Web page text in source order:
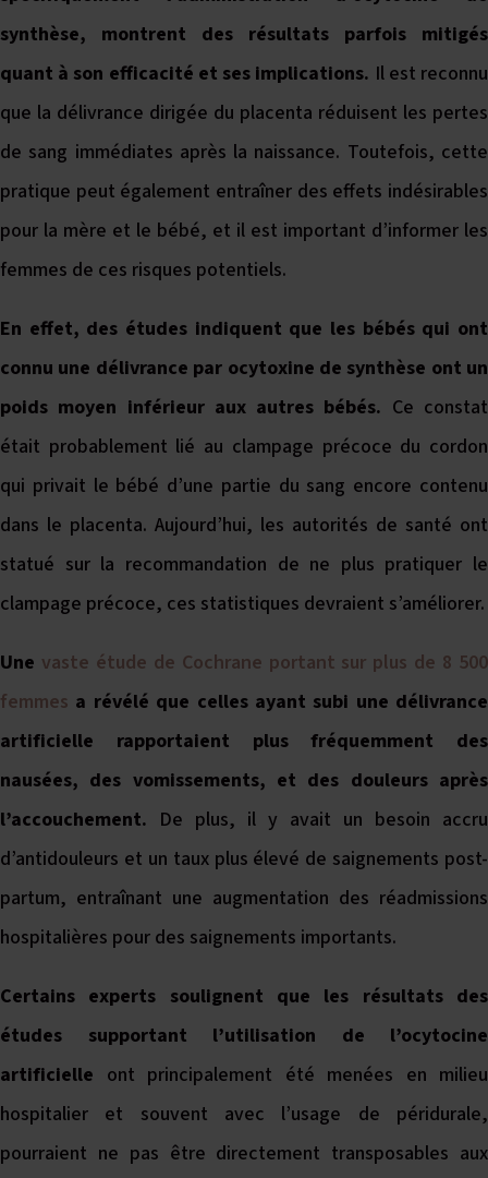
synthèse, montrent des résultats parfois mitigés
quant à son efficacité et ses implications. Il est reconnu
que la délivrance dirigée du placenta réduisent les pertes
de sang immédiates après la naissance. Toutefois, cette
pratique peut également entraîner des effets indésirables
pour la mère et le bébé, et il est important d’informer les
femmes de ces risques potentiels.
En effet, des études indiquent que les bébés qui ont
connu une délivrance par ocytoxine de synthèse ont un
poids moyen inférieur aux autres bébés. Ce constat
était probablement lié au clampage précoce du cordon
qui privait le bébé d’une partie du sang encore contenu
dans le placenta. Aujourd’hui, les autorités de santé ont
statué sur la recommandation de ne plus pratiquer le
clampage précoce, ces statistiques devraient s’améliorer.
Une vaste étude de Cochrane portant sur plus de 8 500
femmes a révélé que celles ayant subi une délivrance
artificielle rapportaient plus fréquemment des
nausées, des vomissements, et des douleurs après
l’accouchement. De plus, il y avait un besoin accru
d’antidouleurs et un taux plus élevé de saignements post-
partum, entraînant une augmentation des réadmissions
hospitalières pour des saignements importants.
Certains experts soulignent que les résultats des
études supportant l’utilisation de l’ocytocine
artificielle ont principalement été menées en milieu
hospitalier et souvent avec l’usage de péridurale,
pourraient ne pas être directement transposables aux